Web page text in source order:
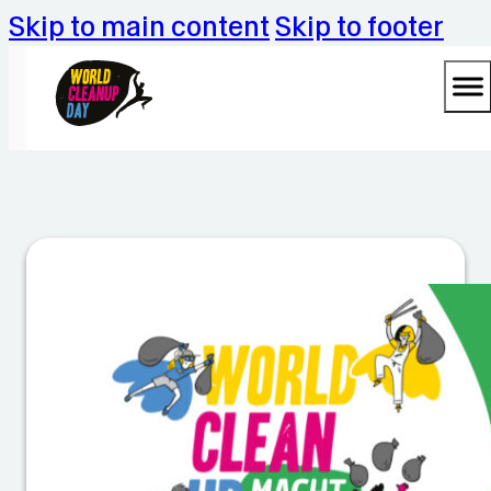
Skip to main content Skip to footer
8.
6